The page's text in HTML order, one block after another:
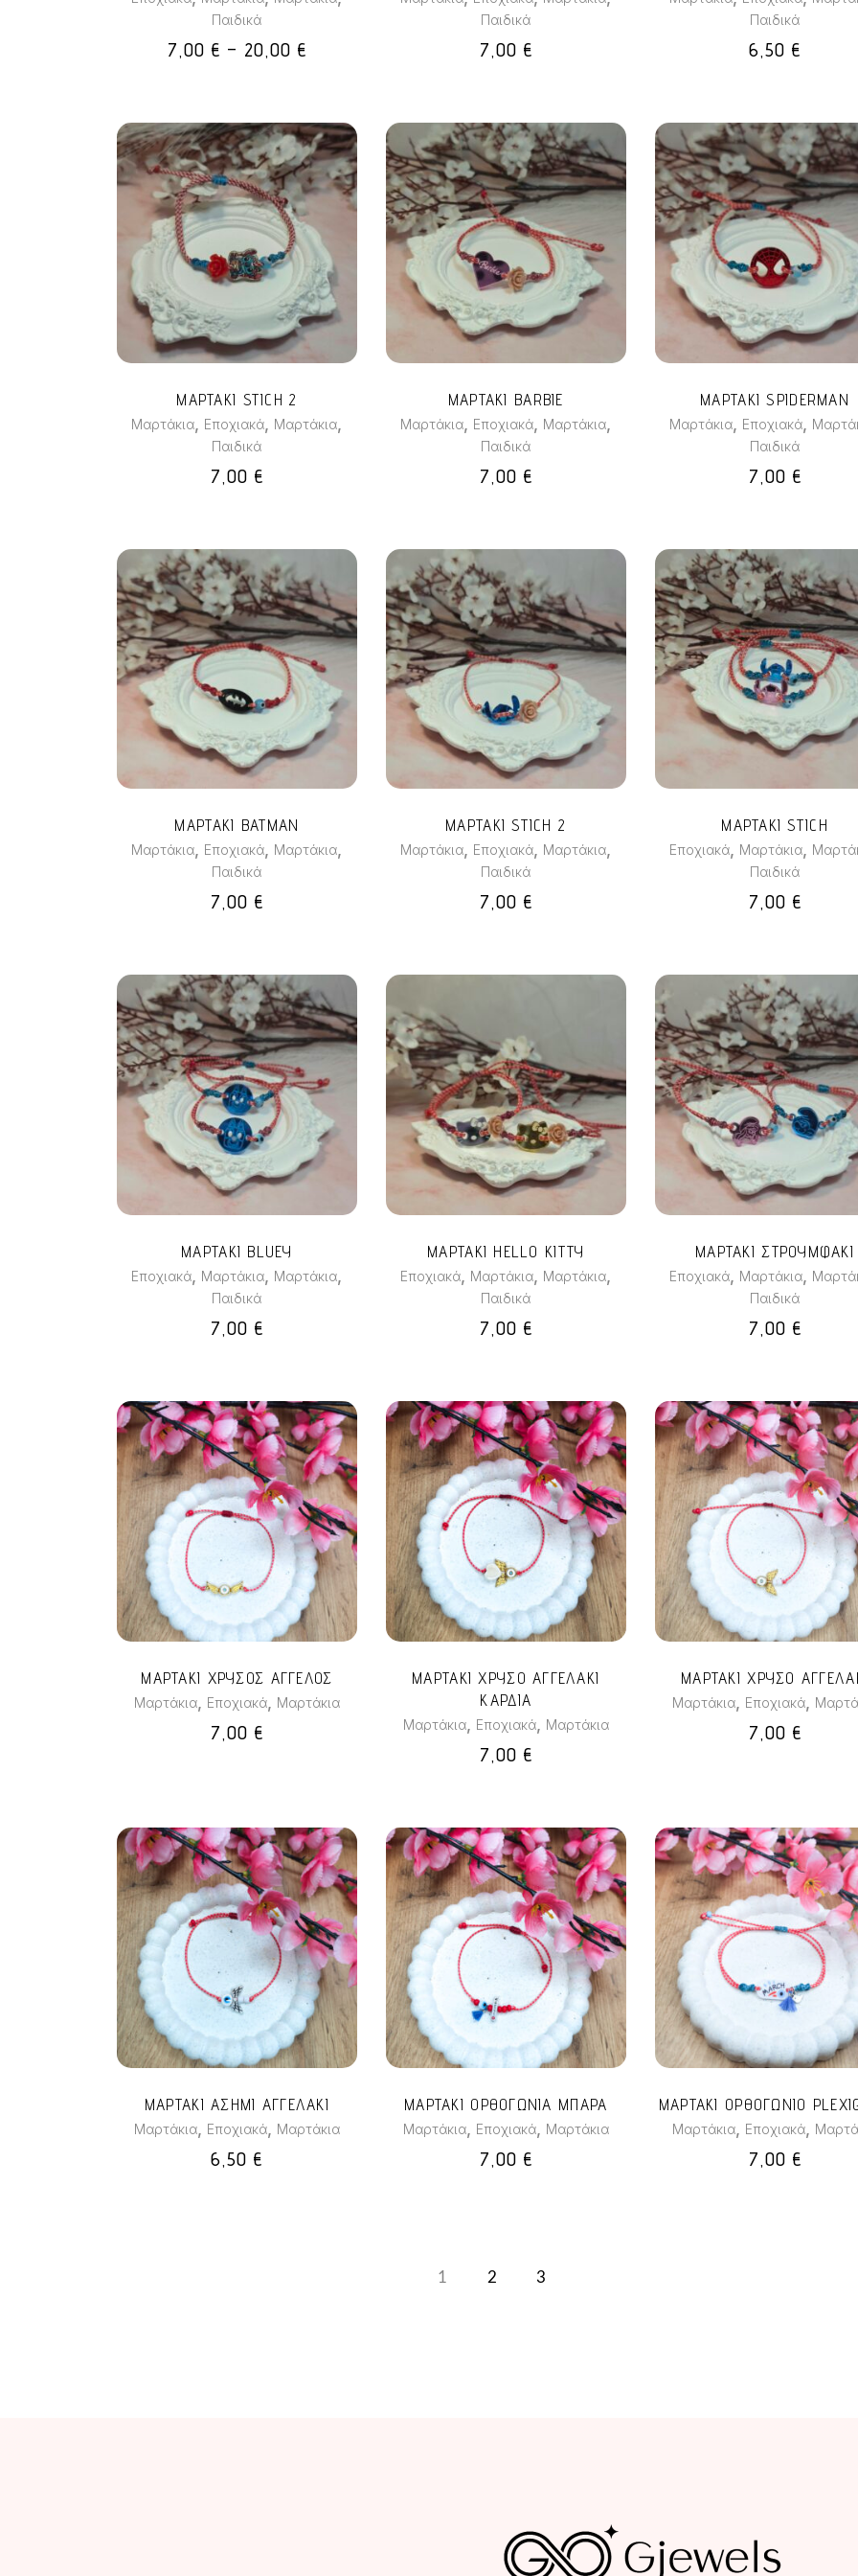
να
επιλεγούν
στη
Παιδικά
7,00 € – 20,00 €PRICE
20,00 €
Παιδικά
7,00 €
Παιδικά
6,50€
ΜΑΡΤΑΚΙ STICH 2
Μαρτάκια Εποχιακά Μαρτάκια
Παιδικά
7,00 €
ΜΑΡΤΑΚΙ BARBIE
Μαρτάκια Εποχιακά Μαρτάκια
Παιδικά
7,00 €
ΜΑΡΤΑΚΙ SPIDERMAN
Μαρτάκια Εποχιακά
Παιδικά
7,00 €
ΜΑΡΤΑΚΙ BATMAN
Μαρτάκια, Εποχιακά, Μαρτάκια,
Παιδικά
7,00 €
ΜΑΡΤΑΚΙ STICH 2
Μαρτάκια, Εποχιακά, Μαρτάκια,
Παιδικά
7,00 €
Αυτό
το
προϊόν
έχει
πολλαπλές
Οι
μπορούν
να
επιλεγούν
στη
ΜΑΡΤΑΚΙ STICH
Εποχιακά, Μαρτάκια,
Παιδικά
7,00 €
Αυτό
το
προϊόν
έχει
πολλαπλές
παραλλαγές.
Οι
μπορούν
να
επιλεγούν
στη
ΜΑΡΤΑΚΙ BLUEY
Εποχιακά, Μαρτάκια, Μαρτάκια,
Παιδικά
7,00 €
Αυτό
το
προϊόν
έχει
πολλαπλές
παραλλαγές.
Οι
μπορούν
να
επιλεγούν
στη
ΜΑΡΤΑΚΙ HELLO KITTY
Εποχιακά, Μαρτάκια, Μαρτάκια,
Παιδικά
7,00 €
Αυτό
το
προϊόν
πολλαπλές
παραλλαγές.
Οι
μπορούν
να
επιλεγούν
στη
ΜΑΡΤΑΚΙ ΣΤΡΟΥΜΦΑΚΙ
Εποχιακά, Μαρτάκια,
Παιδικά
7,00 €
ΜΑΡΤΑΚΙ ΧΡΥΣΟΣ ΑΓΓΕΛΟΣ
Μαρτάκια, Εποχιακά, Μαρτάκια
7,00 €
ΜΑΡΤΑΚΙ ΧΡΥΣΟ ΑΓΓΕΛΑΚΙ
ΚΑΡΔΙΑ
Μαρτάκια, Εποχιακά, Μαρτάκια
7,00 €
ΜΑΡΤΑΚΙ ΧΡΥΣΟ
Μαρτάκια, Εποχιακά,
7,00 €
ΜΑΡΤΑΚΙ ΑΣΗΜΙ ΑΓΓΕΛΑΚΙ
Μαρτάκια, Εποχιακά, Μαρτάκια
6,50€
ΜΑΡΤΑΚΙ ΟΡΘΟΓΩΝΙΑ ΜΠΑΡΑ
Μαρτάκια, Εποχιακά, Μαρτάκια
7,00 €
ΜΑΡΤΑΚΙ ΟΡΘΟΓΩΝΙΟ
Μαρτάκια, Εποχιακά,
7,00 €
1 2 3